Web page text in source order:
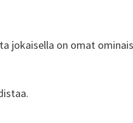
jokaisella on omat